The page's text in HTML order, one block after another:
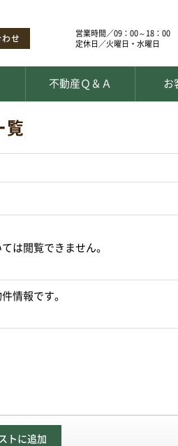
せ
営業時間／09：00～18：00
定休日／火曜日・水曜日
不動産Ｑ＆Ａ お
覧
は閲覧できません。
情報です。
トに追加